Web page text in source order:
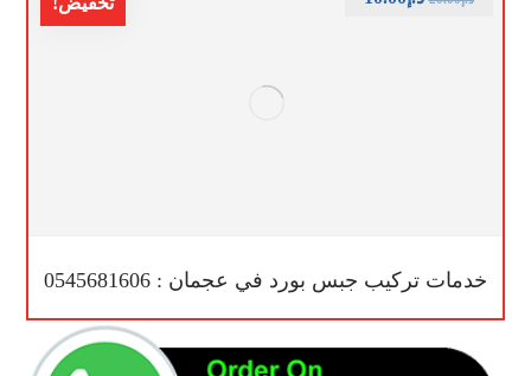
خدمات تركيب جبس بورد في عجمان : 0545681606